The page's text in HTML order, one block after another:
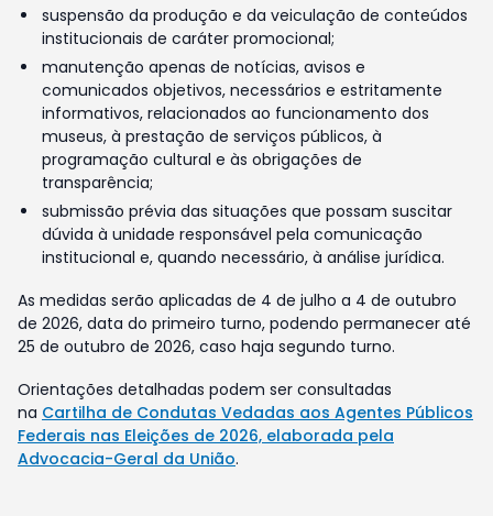
suspensão da produção e da veiculação de conteúdos
institucionais de caráter promocional;
manutenção apenas de notícias, avisos e
comunicados objetivos, necessários e estritamente
informativos, relacionados ao funcionamento dos
museus, à prestação de serviços públicos, à
programação cultural e às obrigações de
transparência;
submissão prévia das situações que possam suscitar
dúvida à unidade responsável pela comunicação
institucional e, quando necessário, à análise jurídica.
As medidas serão aplicadas de 4 de julho a 4 de outubro
de 2026, data do primeiro turno, podendo permanecer até
25 de outubro de 2026, caso haja segundo turno.
Orientações detalhadas podem ser consultadas
na Cartilha de Condutas Vedadas aos Agentes Públicos
Federais nas Eleições de 2026, elaborada pela
Advocacia-Geral da União.